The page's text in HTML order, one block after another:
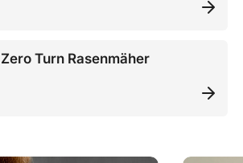
Zero Turn Rasenmäher